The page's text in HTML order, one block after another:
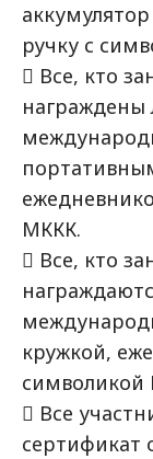
ручку с
 Все, кто
награждены
МККК.
 Все, кто
кружкой,
символикой
 Все
сертификат